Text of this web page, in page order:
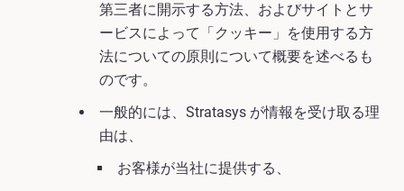
第三者に開示する方法、およびサイトとサ
ービスによって「クッキー」を使用する方
法についての原則について概要を述べるも
のです。
一般的には、Stratasys が情報を受け取る理
由は、
お客様が当社に提供する、